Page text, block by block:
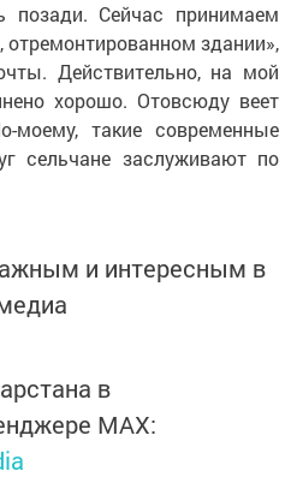
позади. Сейчас принимаем
отремонтированном здании»,
Действительно, на мой
хорошо. Отовсюду веет
моему, такие современные
сельчане заслуживают по
и интересным в
в
MАХ: